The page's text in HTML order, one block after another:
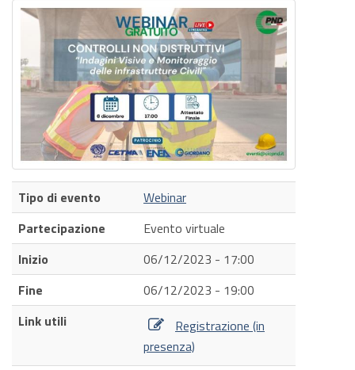
Tipo di evento
Webinar
Partecipazione
Evento virtuale
Inizio
06/12/2023 - 17:00
Fine
06/12/2023 - 19:00
Link utili
Registrazione (in
presenza)